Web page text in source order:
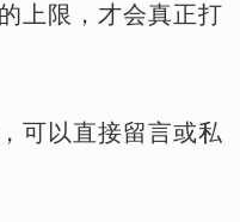
上限，才会真正打
可以直接留言或私